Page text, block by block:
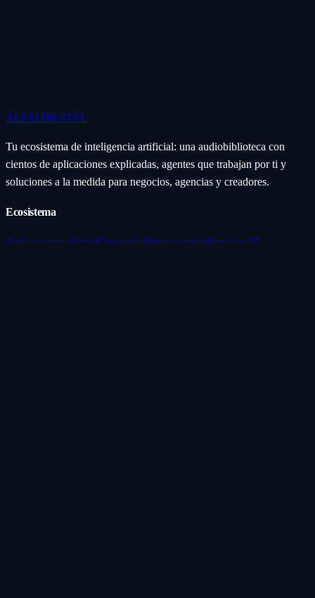
ALTAI DIGITAL
Tu ecosistema de inteligencia artificial: una audiobiblioteca con
cientos de aplicaciones explicadas, agentes que trabajan por ti y
soluciones a la medida para negocios, agencias y creadores.
Ecosistema
Aplicaciones (Apps)CategoríasSubcategoríasServicios IA